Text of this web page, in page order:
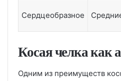
Сердцеобразное
Косая челка как
Одним из преимуществ